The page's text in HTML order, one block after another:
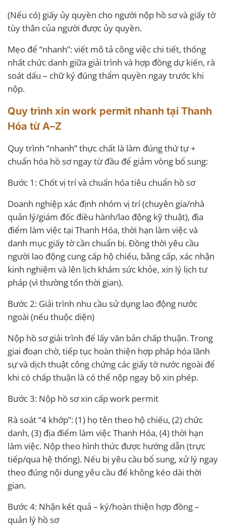
(Nếu có) giấy ủy quyền cho người nộp hồ sơ và giấy tờ
tùy thân của người được ủy quyền.
Mẹo để “nhanh”: viết mô tả công việc chi tiết, thống
nhất chức danh giữa giải trình và hợp đồng dự kiến, rà
soát dấu – chữ ký đúng thẩm quyền ngay trước khi
nộp.
Quy trình xin work permit nhanh tại Thanh
Hóa từ A–Z
Quy trình “nhanh” thực chất là làm đúng thứ tự +
chuẩn hóa hồ sơ ngay từ đầu để giảm vòng bổ sung:
Bước 1: Chốt vị trí và chuẩn hóa tiêu chuẩn hồ sơ
Doanh nghiệp xác định nhóm vị trí (chuyên gia/nhà
quản lý/giám đốc điều hành/lao động kỹ thuật), địa
điểm làm việc tại Thanh Hóa, thời hạn làm việc và
danh mục giấy tờ cần chuẩn bị. Đồng thời yêu cầu
người lao động cung cấp hộ chiếu, bằng cấp, xác nhận
kinh nghiệm và lên lịch khám sức khỏe, xin lý lịch tư
pháp (vì thường tốn thời gian).
Bước 2: Giải trình nhu cầu sử dụng lao động nước
ngoài (nếu thuộc diện)
Nộp hồ sơ giải trình để lấy văn bản chấp thuận. Trong
giai đoạn chờ, tiếp tục hoàn thiện hợp pháp hóa lãnh
sự và dịch thuật công chứng các giấy tờ nước ngoài để
khi có chấp thuận là có thể nộp ngay bộ xin phép.
Bước 3: Nộp hồ sơ xin cấp work permit
Rà soát “4 khớp”: (1) họ tên theo hộ chiếu, (2) chức
danh, (3) địa điểm làm việc Thanh Hóa, (4) thời hạn
làm việc. Nộp theo hình thức được hướng dẫn (trực
tiếp/qua hệ thống). Nếu bị yêu cầu bổ sung, xử lý ngay
theo đúng nội dung yêu cầu để không kéo dài thời
gian.
Bước 4: Nhận kết quả – ký/hoàn thiện hợp đồng –
quản lý hồ sơ